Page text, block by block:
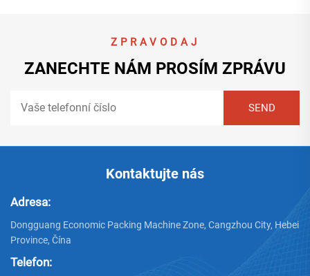
ZPRAVODAJ
ZANECHTE NÁM PROSÍM ZPRÁVU
Kontaktujte nás
Adresa:
Dongguang Economic Packing Machine Zone, Cangzhou City, Hebei
Province, Čína
Telefon: